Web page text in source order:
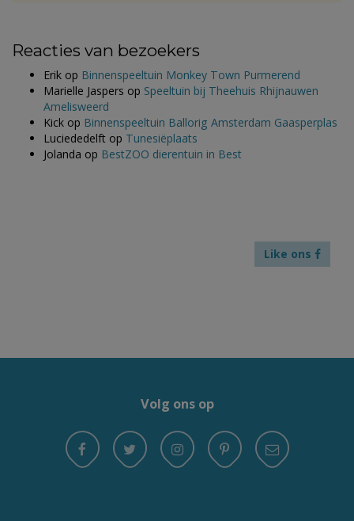
Reacties van bezoekers
Erik op Binnenspeeltuin Monkey Town Purmerend
Marielle Jaspers op Speeltuin bij Theehuis Rhijnauwen
Amelisweerd
Kick op Binnenspeeltuin Ballorig Amsterdam Gaasperplas
Luciededelft op Tunesiëplaats
Jolanda op BestZOO dierentuin in Best
Like ons
Volg ons op